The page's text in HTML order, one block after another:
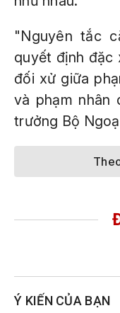
"Nguyên tắc
quyết định đặc
đối xử giữa
và phạm nhân
trưởng Bộ
Ý KIẾN CỦA BẠN